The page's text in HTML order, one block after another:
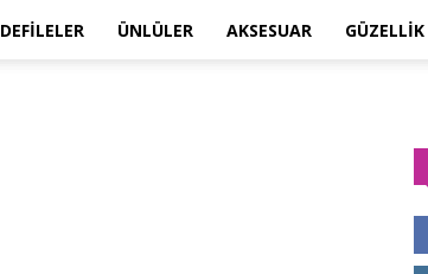
DEFILELER ÜNLÜLER AKSESUAR GÜZELLIK